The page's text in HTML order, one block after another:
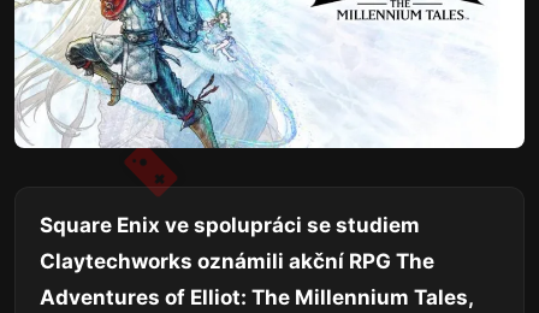
Square Enix ve spolupráci se studiem
Claytechworks oznámili akční RPG The
Adventures of Elliot: The Millennium Tales,